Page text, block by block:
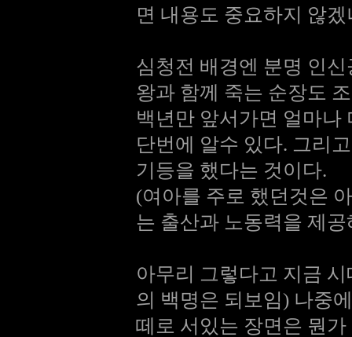
면 내용도 중요하지 않겠
심청전 배경엔 분명 인
왕과 함께 죽는 순장도
백년만 앞서가면 얼마나
단번에 알수 있다. 그리
기등을 했다는 것이다.
(여아를 주로 했던것은
는 출산과 노동력을 제
아무리 그렇다고 지금
의 백명은 되보임) 나중
떼로 서있는 장면은 뭔